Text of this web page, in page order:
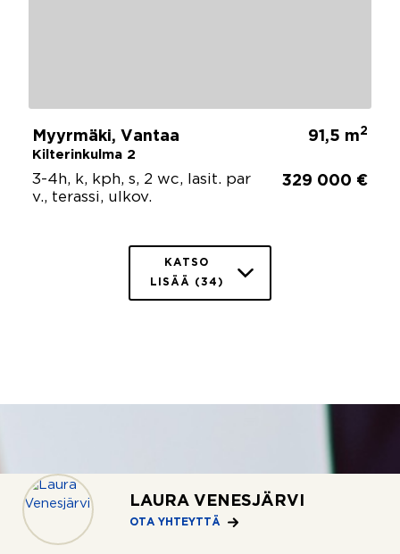
LAURA VENESJÄRVI
OTA YHTEYTTÄ
Myyrmäki, Vantaa
Kilterinkulma 2
91,5 m2
3-4h, k, kph, s, 2 wc, lasit. par
v., terassi, ulkov.
329 000 €
KATSO
LISÄÄ (34)